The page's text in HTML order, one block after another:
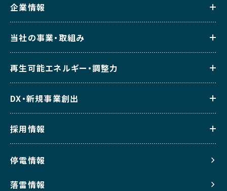
企業情報
当社の事業・取組み
再生可能エネルギー・調整力
DX・新規事業創出
採用情報
停電情報
落雷情報